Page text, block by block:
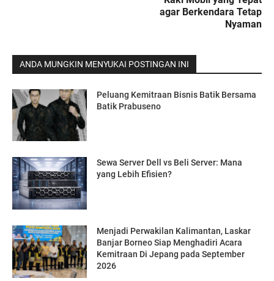
agar Berkendara Tetap
Nyaman
ANDA MUNGKIN MENYUKAI POSTINGAN INI
Peluang Kemitraan Bisnis Batik Bersama
Batik Prabuseno
Sewa Server Dell vs Beli Server: Mana
yang Lebih Efisien?
Menjadi Perwakilan Kalimantan, Laskar
Banjar Borneo Siap Menghadiri Acara
Kemitraan Di Jepang pada September
2026